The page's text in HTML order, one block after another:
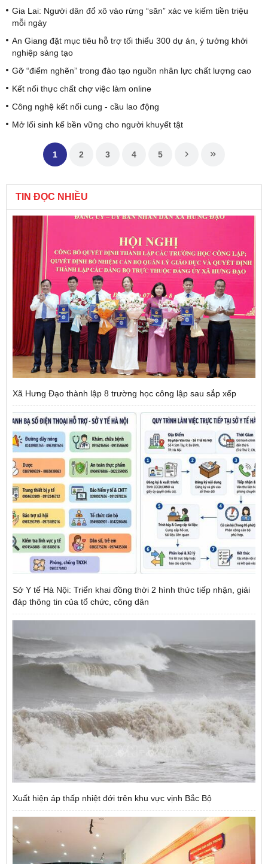
Gia Lai: Người dân đổ xô vào rừng “săn” xác ve kiếm tiền triệu
mỗi ngày
An Giang đặt mục tiêu hỗ trợ tối thiểu 300 dự án, ý tưởng khởi
nghiệp sáng tạo
Gỡ “điểm nghẽn” trong đào tạo nguồn nhân lực chất lượng cao
Kết nối thực chất chợ việc làm online
Công nghệ kết nối cung - cầu lao động
Mở lối sinh kế bền vững cho người khuyết tật
1 2 3 4 5
TIN ĐỌC NHIỀU
Xã Hưng Đạo thành lập 8 trường học công lập sau sắp xếp
Sở Y tế Hà Nội: Triển khai đồng thời 2 hình thức tiếp nhận, giải
đáp thông tin của tổ chức, công dân
Xuất hiện áp thấp nhiệt đới trên khu vực vịnh Bắc Bộ